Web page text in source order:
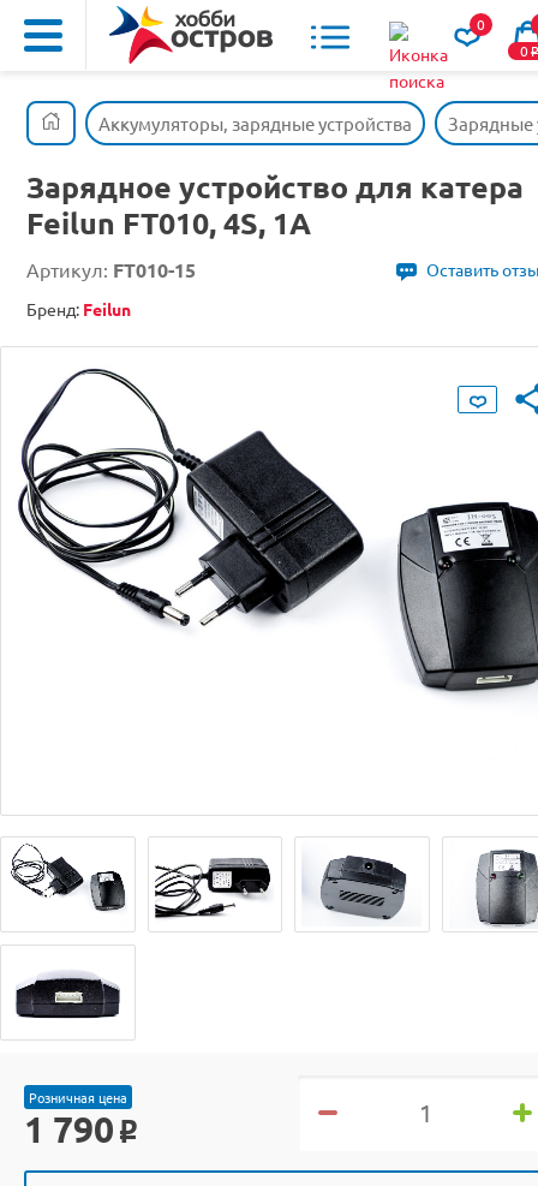
0
0o
Аккумуляторы, зарядные устройства Зарядные
Зарядное устройство для катера
Feilun FT010, 4S, 1A
Артикул: FT010-15
Оставить
Бренд: Feilun
Розничная цена
1 790 o